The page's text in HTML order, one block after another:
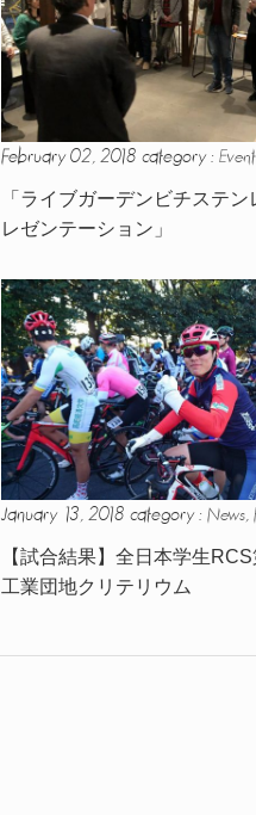
February 02, 2018 category :
「ライブガーデンビチステ
レゼンテーション」
January 13, 2018 category : News
【試合結果】全日本学生
工業団地クリテリウム